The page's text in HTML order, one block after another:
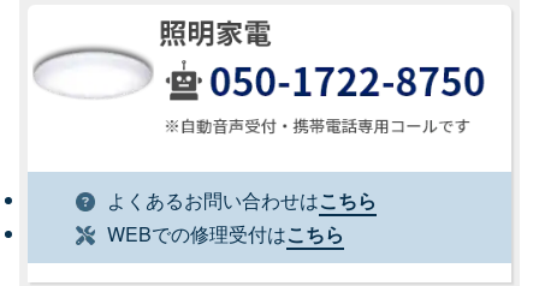
よくあるお問い合わせはこちら
WEBでの修理受付はこちら